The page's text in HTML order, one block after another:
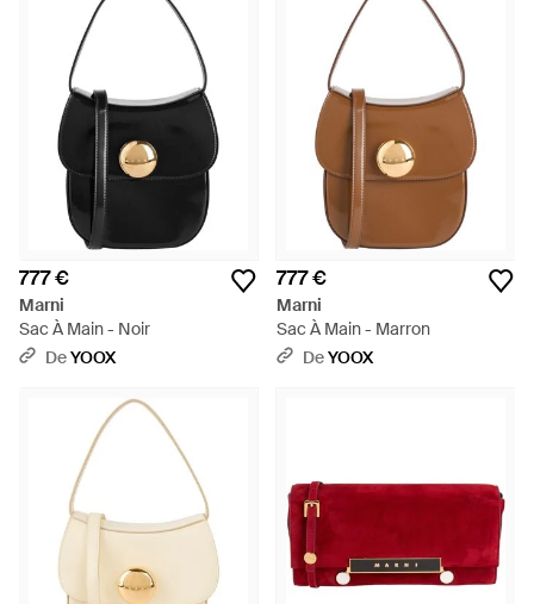
777 €
Marni
Sac À Main - Noir
DeYOOX
777 €
Marni
Sac À Main - Marron
DeYOOX